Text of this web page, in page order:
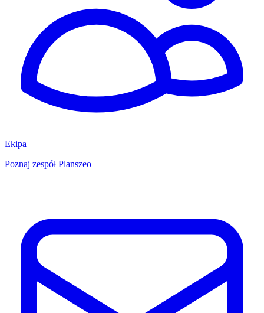
Ekipa
Poznaj zespół Planszeo